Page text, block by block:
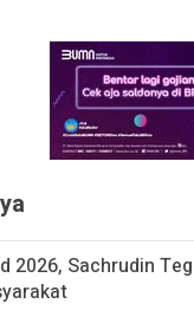
2026, Sachrudin